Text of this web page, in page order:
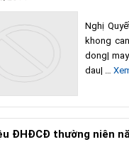
Nghị
khong
dong|
dau| …
ĐHĐCĐ thường niên